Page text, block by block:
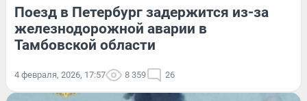
Поезд в Петербург задержится из-за
железнодорожной аварии в
Тамбовской области
4 февраля, 2026, 17:57 8 359 26